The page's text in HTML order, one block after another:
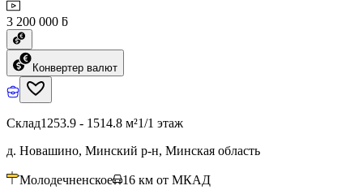
3 200 000 ƃ
Конвертер валют
Склад1253.9 - 1514.8 м²1/1 этаж
д. Новашино, Минский р-н, Минская область
Молодечненское 16 км от МКАД